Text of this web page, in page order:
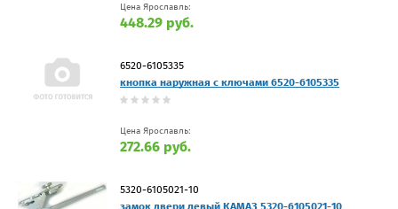
Цена Ярославль:
448.29 руб.
6520-6105335
кнопка наружная с ключами 6520-6105335
Цена Ярославль:
272.66 руб.
5320-6105021-10
замок двери левый КАМАЗ 5320-6105021-10